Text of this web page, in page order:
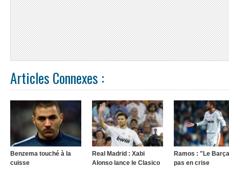
Articles Connexes :
Benzema touché à la
cuisse
Real Madrid : Xabi
Alonso lance le Clasico
Ramos : "Le
pas en crise